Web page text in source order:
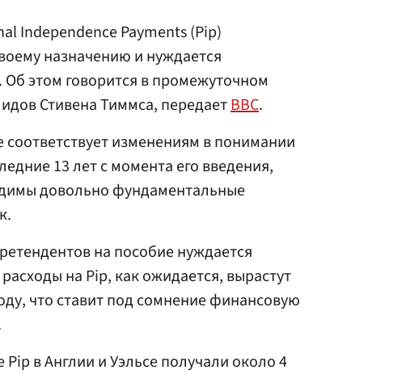
Independence Payments (Pip)
назначению и нуждается
этом говорится в промежуточном
Стивена Тиммса, передаетBBC.
изменениям в понимании
13 лет с момента его введения,
довольно фундаментальные
на пособие нуждается
на Pip, как ожидается, вырастут
что ставит под сомнение финансовую
в Англии и Уэльсе получали около 4